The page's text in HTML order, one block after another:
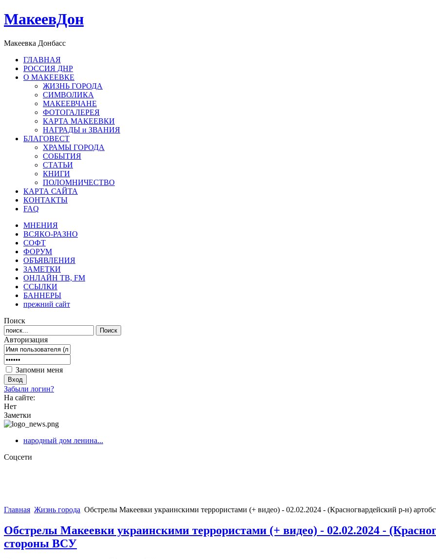
МакеевДон
Макеевка Донбасс
ГЛАВНАЯ
РОССИЯ ДНР
О МАКЕЕВКЕ
ЖИЗНЬ ГОРОДА
СИМВОЛИКА
МАКЕЕВЧАНЕ
ФОТОГАЛЕРЕЯ
КАРТА МАКЕЕВКИ
НАГРАДЫ и ЗВАНИЯ
БЛАГОВЕСТ
ХРАМЫ ГОРОДА
СОБЫТИЯ
СТАТЬИ
КНИГИ
ПОЛОМНИЧЕСТВО
КАРТА САЙТА
КОНТАКТЫ
FAQ
МНЕНИЯ
ВСЯКО-РАЗНО
СОФТ
ФОРУМ
ОБЪЯВЛЕНИЯ
ЗАМЕТКИ
ОНЛАЙН ТВ, FM
ССЫЛКИ
БАННЕРЫ
прежний сайт
Поиск
Авторизация
Запомни меня
Забыли логин?
На сайте:
Нет
Заметки
народный дом ленина...
Соцсети
Главная Жизнь города Обстрелы Макеевки украинскими террористами (+ видео) - 02.02.2024 - (Красногвардейский р-н)
Обстрелы Макеевки украинскими террористами (+ видео) - 02.02.2024 -
стороны ВСУ